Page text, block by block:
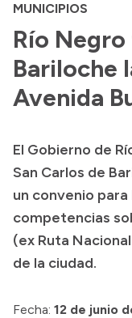
Referentes de
Archivo de
Transparencia
Boletín Oficial
Compras y
Consulta de
Consulta de
Convocatorias
MUNICIPIOS
Río
Bariloche
Avenida
El Gobierno de
San Carlos de
un convenio
competencias
(ex Ruta
de la ciudad.
Fecha: 12 de junio